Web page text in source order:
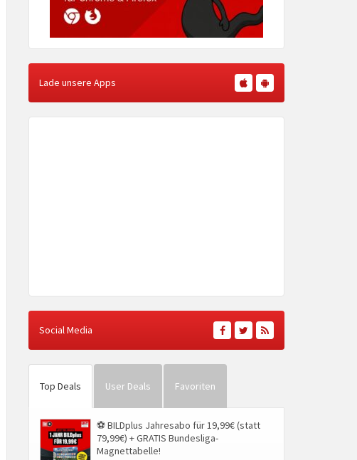
Lade unsere Apps
Social Media
Top Deals User Deals Favoriten
⚽ BILDplus Jahresabo für 19,99€ (statt
79,99€) + GRATIS Bundesliga-
Magnettabelle!